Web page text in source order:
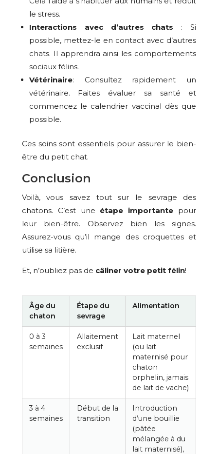
le stress.
Interactions avec d’autres chats : Si
possible, mettez-le en contact avec d’autres
chats. Il apprendra ainsi les comportements
sociaux félins.
Vétérinaire: Consultez rapidement un
vétérinaire. Faites évaluer sa santé et
commencez le calendrier vaccinal dès que
possible.
Ces soins sont essentiels pour assurer le bien-
être du petit chat.
Conclusion
Voilà, vous savez tout sur le sevrage des
chatons. C’est une étape importante pour
leur bien-être. Observez bien les signes.
Assurez-vous qu’il mange des croquettes et
utilise sa litière.
Et, n’oubliez pas de câliner votre petit félin!
Âge du
chaton
Étape du
sevrage
Alimentation
0 à 3
semaines
Allaitement
exclusif
Lait maternel
(ou lait
maternisé pour
chaton
orphelin, jamais
de lait de vache)
3 à 4
semaines
Début de la
transition
Introduction
d’une bouillie
(pâtée
mélangée à du
lait maternisé),